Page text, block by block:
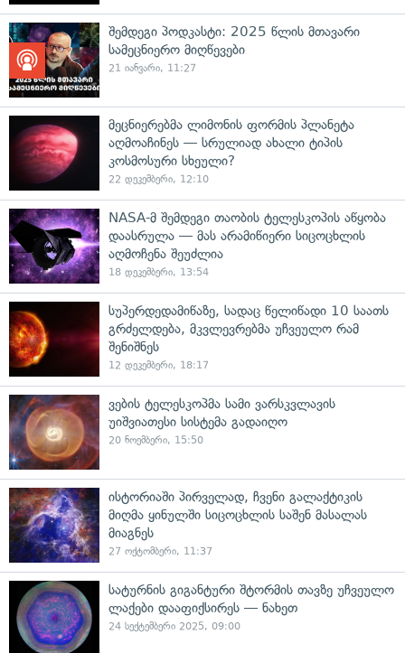
შემდეგი პოდკასტი: 2025 წლის მთავარი
სამეცნიერო მიღწევები
21 იანვარი, 11:27
მეცნიერებმა ლიმონის ფორმის პლანეტა
აღმოაჩინეს — სრულიად ახალი ტიპის
კოსმოსური სხეული?
22 დეკემბერი, 12:10
NASA-მ შემდეგი თაობის ტელესკოპის აწყობა
დაასრულა — მას არამიწიერი სიცოცხლის
აღმოჩენა შეუძლია
18 დეკემბერი, 13:54
სუპერდედამიწაზე, სადაც წელიწადი 10 საათს
გრძელდება, მკვლევრებმა უჩვეულო რამ
შენიშნეს
12 დეკემბერი, 18:17
ვების ტელესკოპმა სამი ვარსკვლავის
უიშვიათესი სისტემა გადაიღო
20 ნოემბერი, 15:50
ისტორიაში პირველად, ჩვენი გალაქტიკის
მიღმა ყინულში სიცოცხლის საშენ მასალას
მიაგნეს
27 ოქტომბერი, 11:37
სატურნის გიგანტური შტორმის თავზე უჩვეულო
ლაქები დააფიქსირეს — ნახეთ
24 სექტემბერი 2025, 09:00